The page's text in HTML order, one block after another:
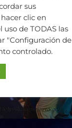
sus
clic en
de TODAS las
"Configuración de
controlado.